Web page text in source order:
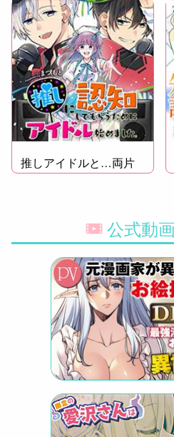
推しアイドルと…両片
想い!?
公式動